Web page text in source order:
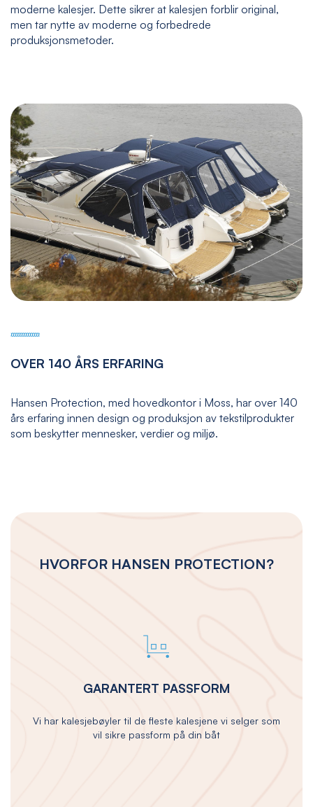
moderne kalesjer. Dette sikrer at kalesjen forblir original,
men tar nytte av moderne og forbedrede
produksjonsmetoder.
OVER 140 ÅRS ERFARING
Hansen Protection, med hovedkontor i Moss, har over 140
års erfaring innen design og produksjon av tekstilprodukter
som beskytter mennesker, verdier og miljø.
HVORFOR HANSEN PROTECTION?
GARANTERT PASSFORM
Vi har kalesjebøyler til de fleste kalesjene vi selger som
vil sikre passform på din båt